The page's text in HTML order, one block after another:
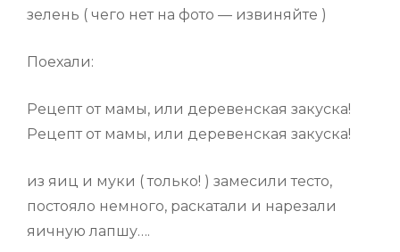
зелень ( чего нет на фото — извиняйте )
Поехали:
Рецепт от мамы, или деревенская закуска!
Рецепт от мамы, или деревенская закуска!
из яиц и муки ( только! ) замесили тесто,
постояло немного, раскатали и нарезали
яичную лапшу….